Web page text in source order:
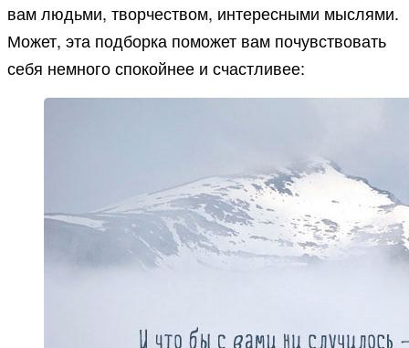
вам людьми, творчеством, интересными мыслями.
Может, эта подборка поможет вам почувствовать
себя немного спокойнее и счастливее: